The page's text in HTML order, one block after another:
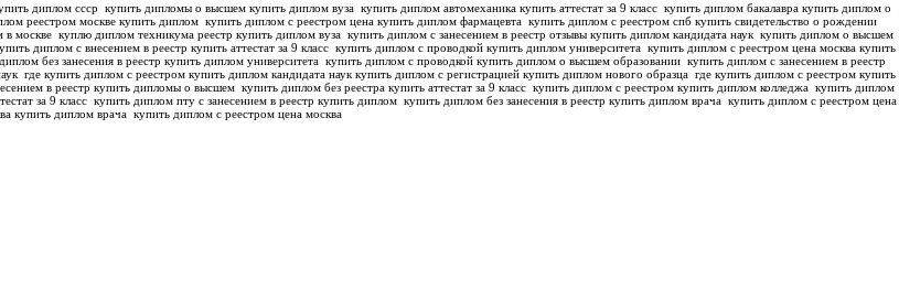
диплом ссср купить дипломы о высшем купить диплом вуза купить диплом автомеханика купить аттестат за 9 класс купить диплом бакалавра купить диплом о
реестром москве купить диплом купить диплом с реестром цена купить диплом фармацевта купить диплом с реестром спб купить свидетельство о рождении
в москве куплю диплом техникума реестр купить диплом вуза купить диплом с занесением в реестр отзывы купить диплом кандидата наук купить диплом о высшем
диплом с внесением в реестр купить аттестат за 9 класс купить диплом с проводкой купить диплом университета купить диплом с реестром цена москва купить
без занесения в реестр купить диплом университета купить диплом с проводкой купить диплом о высшем образовании купить диплом с занесением в реестр
где купить диплом с реестром купить диплом кандидата наук купить диплом с регистрацией купить диплом нового образца где купить диплом с реестром купить
в реестр купить дипломы о высшем купить диплом без реестра купить аттестат за 9 класс купить диплом с реестром купить диплом колледжа купить диплом
за 9 класс купить диплом пту с занесением в реестр купить диплом купить диплом без занесения в реестр купить диплом врача купить диплом с реестром цена
купить диплом врача купить диплом с реестром цена москва